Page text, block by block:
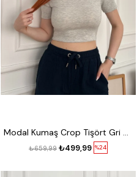
Modal Kumaş Crop Tişört Gri melanj
%24
₺499,99
₺659,99